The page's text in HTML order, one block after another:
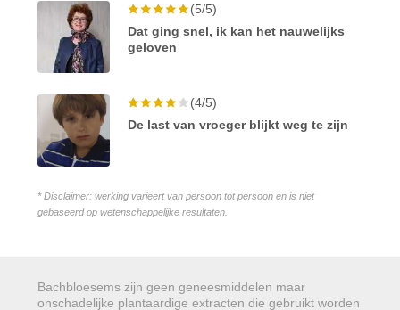
(5/5)
Dat ging snel, ik kan het nauwelijks
geloven
(4/5)
De last van vroeger blijkt weg te zijn
* Disclaimer: werking varieert van persoon tot persoon en is niet
gebaseerd op wetenschappelijke resultaten.
Bachbloesems zijn geen geneesmiddelen maar
onschadelijke plantaardige extracten die gebruikt worden